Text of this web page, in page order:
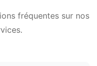
fréquentes sur nos